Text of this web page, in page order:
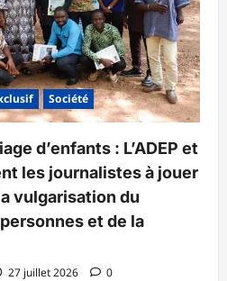
Société
d’enfants : L’ADEP et
les journalistes à jouer
vulgarisation du
et de la
27 juillet 2026 0